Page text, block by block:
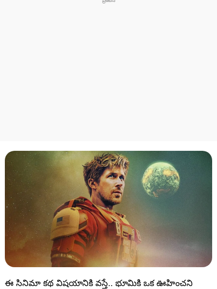
ఈ సినిమా కథ విషయానికి వస్తే.. భూమికి ఒక ఊహించని